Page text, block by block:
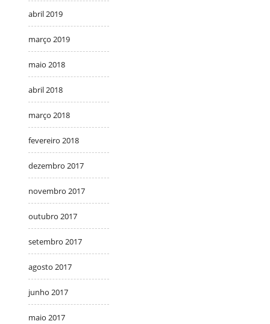
abril 2019
março 2019
maio 2018
abril 2018
março 2018
fevereiro 2018
dezembro 2017
novembro 2017
outubro 2017
setembro 2017
agosto 2017
junho 2017
maio 2017